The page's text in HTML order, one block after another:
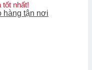
tốt nhất!
hàng tận nơi